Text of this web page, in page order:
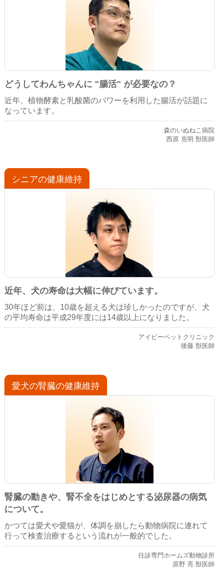
どうしてわんちゃんに "腸活" が必要なの？
近年、植物酵素と乳酸菌のパワーを利用した腸活が話題に
なっています。
森のいぬねこ病院
西原 克明 獣医師
シニアの健康維持
近年、犬の寿命は大幅に伸びています。
30年ほど前は、10歳を超える犬は珍しかったのですが、犬
の平均寿命は平成29年度には14歳以上になりました。
アイビーペットクリニック
後藤 獣医師
愛犬の腎臓の健康維持
腎臓の動きや、腎不全をはじめとする泌尿器の病気
について。
かつては愛犬や愛猫が、体調を崩したら動物病院に連れて
行って検査治療するという流れが一般的でした。
往診専門ホームズ動物診所
原野 亮 獣医師